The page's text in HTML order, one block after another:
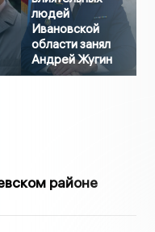
людей
Ивановской
области занял
Андрей Жугин
районе